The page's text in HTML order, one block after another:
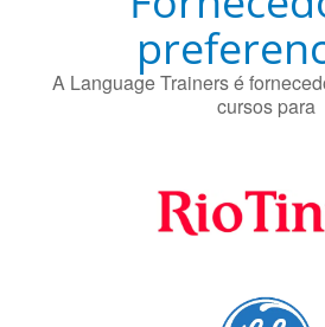
A Language Trainers é